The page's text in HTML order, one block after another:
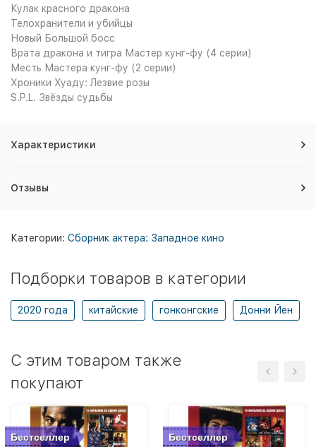
Кулак красного дракона
Телохранители и убийцы
Новый Большой босс
Врата дракона и тигра Мастер кунг-фу (4 серии)
Месть Мастера кунг-фу (2 серии)
Хроники Хуаду: Лезвие розы
S.P.L. Звёзды судьбы
Характеристики
Отзывы
Категории: Сборник актера: Западное кино
Подборки товаров в категории
2020 года китайские гонконгские Донни Йен
C этим товаром также
покупают
Бестселлер Бестселлер